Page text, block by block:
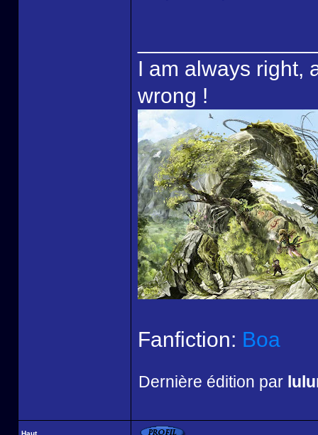
I am always right,
wrong !
Fanfiction: Boa
Dernière édition par
Haut